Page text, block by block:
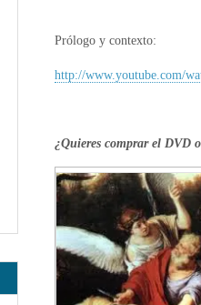
Prólogo y contexto:
http://www.youtube.com/
¿Quieres comprar el DVD